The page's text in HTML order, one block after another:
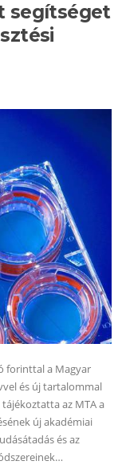
segítséget
forinttal a Magyar
és új tartalommal
az MTA a
új akadémiai
és az